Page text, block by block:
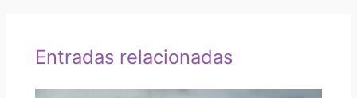
Entradas relacionadas